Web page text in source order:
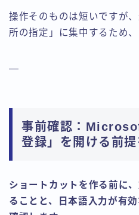
操作そのものは短いですが
所の指定」に集中するため
—
事前確認：
登録」を開ける前提
ショートカットを作る前に
ることと、日本語入力が有